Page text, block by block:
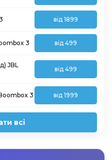
від 1899
3 від 499
JBL
від 499
3 від 1999
всі